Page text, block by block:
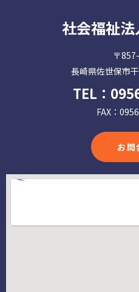
社会福祉
〒
長崎県佐世保市
TEL：
FAX：
お問